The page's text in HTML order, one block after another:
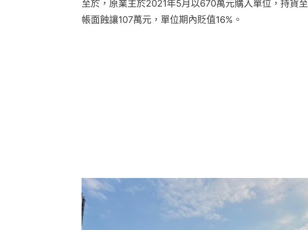
至於，原業主於2021年5月以670萬元購入單位，持貨
帳面蝕讓107萬元，單位期內貶值16%。